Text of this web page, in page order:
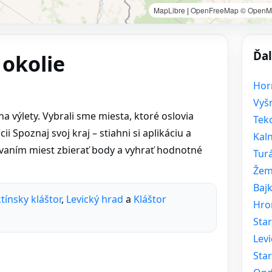
MapLibre | OpenFreeMap©
výlety. Vybrali sme miesta, ktoré oslovia
Spoznaj svoj kraj – stiahni si aplikáciu a
miest zbierať body a vyhrať hodnotné
kláštor, Levický hrad a Kláštor